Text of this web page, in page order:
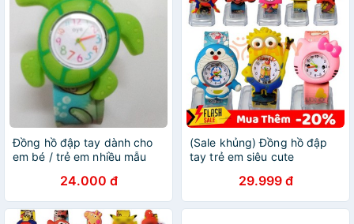
Đồng hồ đập tay dành cho
em bé / trẻ em nhiều mẫu
24.000 đ
(Sale khủng) Đồng hồ đập
tay trẻ em siêu cute
29.999 đ